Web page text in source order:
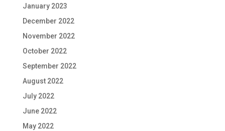
January 2023
December 2022
November 2022
October 2022
September 2022
August 2022
July 2022
June 2022
May 2022